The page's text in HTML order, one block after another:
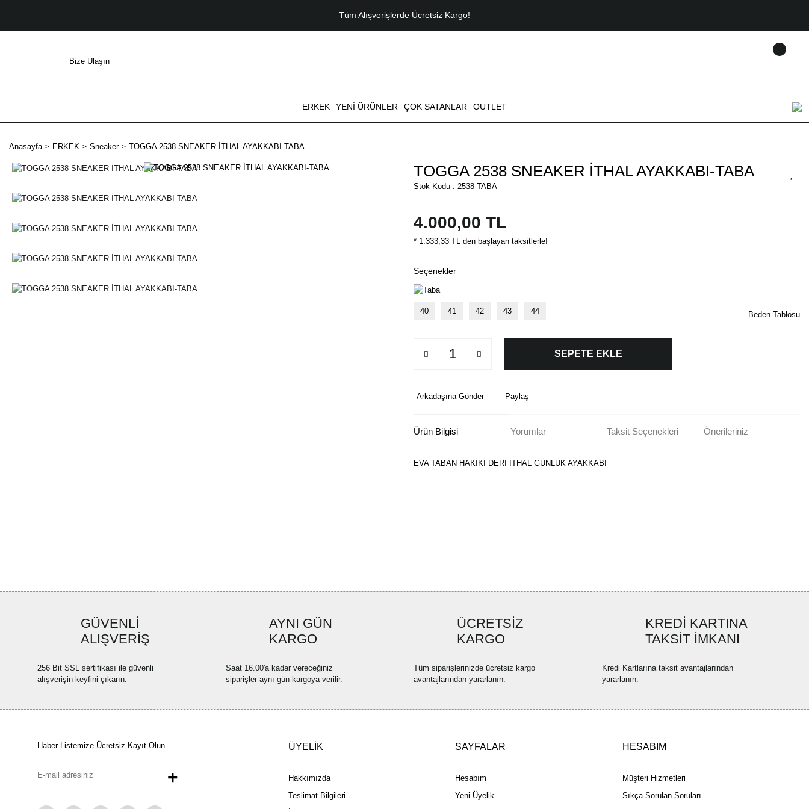
Tüm Alışverişlerde Ücretsiz Kargo!
Bize Ulaşın
ERKEK YENİ ÜRÜNLER ÇOK SATANLAR OUTLET
Anasayfa ERKEK Sneaker TOGGA 2538 SNEAKER İTHAL AYAKKABI-TABA
TOGGA 2538 SNEAKER İTHAL AYAKKABI-TABA
Stok Kodu : 2538 TABA
4.000,00 TL
* 1.333,33 TL den başlayan taksitlerle!
Seçenekler
40 41 42 43 44 Beden Tablosu
SEPETE EKLE
Arkadaşına Gönder Paylaş
Ürün Bilgisi Yorumlar Taksit Seçenekleri Önerileriniz
EVA TABAN HAKİKİ DERİ İTHAL GÜNLÜK AYAKKABI
Bu ürüne benzer farklı alternatifler olmalı.
GÜVENLİ
ALIŞVERİŞ
256 Bit SSL sertifikası ile güvenli
alışverişin keyfini çıkarın.
AYNI GÜN
KARGO
Saat 16.00'a kadar vereceğiniz
siparişler aynı gün kargoya verilir.
ÜCRETSİZ
KARGO
Tüm siparişlerinizde ücretsiz kargo
avantajlarından yararlanın.
KREDİ KARTINA
TAKSİT İMKANI
Kredi Kartlarına taksit avantajlarından
yararlanın.
Haber Listemize Ücretsiz Kayıt Olun
+
ÜYELİK
Hakkımızda
Teslimat Bilgileri
SAYFALAR
Hesabım
Yeni Üyelik
HESABIM
Müşteri Hizmetleri
Sıkça Sorulan Soruları